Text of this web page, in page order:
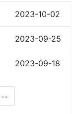
2023-10-02
2023-09-25
2023-09-18
>>